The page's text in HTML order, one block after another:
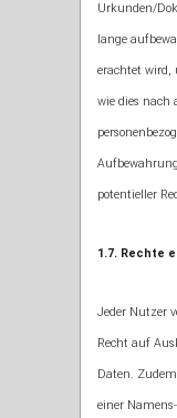
Urkunden/
lange
erachtet wird,
wie dies nach
potentieller
1.7. Rechte
Jeder Nutzer
Recht auf
Daten.
einer